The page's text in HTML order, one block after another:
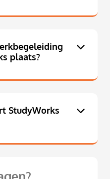
plaats?
StudyWorks